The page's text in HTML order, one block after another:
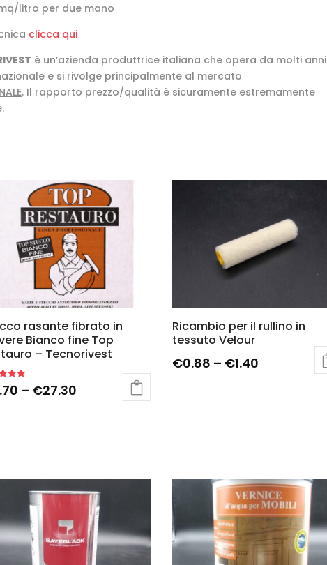
litro per due mano
clicca qui
è un’azienda produttrice italiana che opera da molti anni
e si rivolge principalmente al mercato
. Il rapporto prezzo/qualità è sicuramente estremamente
rasante fibrato in
Bianco fine Top
– Tecnorivest
– €27.30
Ricambio per il rullino in
tessuto Velour
€0.88 – €1.40